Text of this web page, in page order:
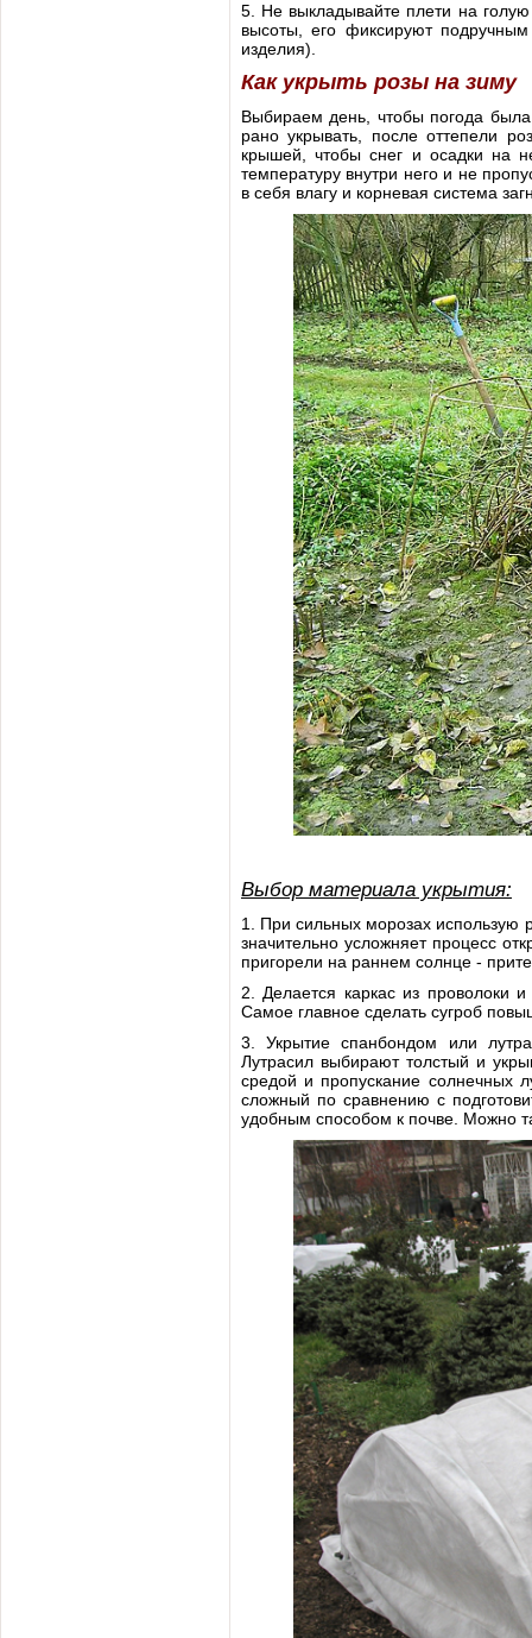
5. Не выкладывайте плети на
высоты, его фиксируют
изделия).
Как укрыть розы на зиму
Выбираем день, чтобы погода
рано укрывать, после оттепели
крышей, чтобы снег и осадки на
температуру внутри него и не
в себя влагу и корневая система
Выбор материала укрытия:
1. При сильных морозах использую
значительно усложняет процесс
пригорели на раннем солнце -
2. Делается каркас из проволоки
Самое главное сделать сугроб
3. Укрытие спанбондом или
Лутрасил выбирают толстый и
средой и пропускание солнечных
сложный по сравнению с
удобным способом к почве. Можно